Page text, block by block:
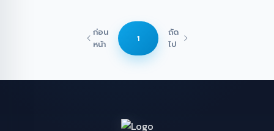
ก่อน
หน้า
1
ถัด
ไป